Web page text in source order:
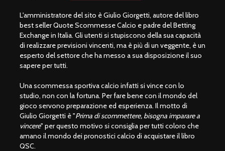
L'amministratore del sito è Giulio Giorgetti, autore del libro
best seller Quote Scommesse Calcio e padre del Betting
Exchange in Italia. Gli utenti si stupiscono della sua capacità
di realizzare previsioni vincenti, ma è più di un veggente, è un
esperto del settore che ha messo a sua disposizione il suo
sapere per tutti.
Una scommessa sportiva calcio infatti si vince con lo
studio, non con la fortuna. Per fare bene con il mondo del
gioco servono preparazione ed esperienza. Il motto di
Giulio Giorgetti è "Prima di scommettere, bisogna imparare a
vincere" per questo motivo si consiglia per tutti coloro che
amano il mondo dei pronostici calcio di acquistare il libro
QSC.